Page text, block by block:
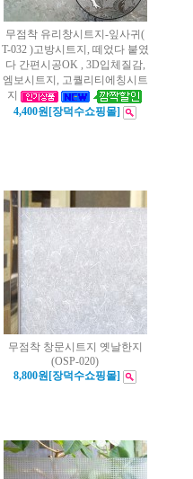
무점착 유리창시트지-잎사귀(
T-032 )고방시트지, 떼었다 붙였
다 간편시공OK , 3D입체질감,
엠보시트지, 고퀄리티에칭시트
지
4,400원[장덕수쇼핑몰]
무점착 창문시트지 옛날한지
(OSP-020)
8,800원[장덕수쇼핑몰]